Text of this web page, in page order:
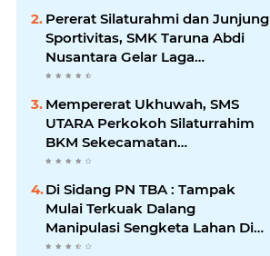
Pererat Silaturahmi dan Junjung
Sportivitas, SMK Taruna Abdi
Nusantara Gelar Laga
Persahabatan Bola Voli Putra
Mempererat Ukhuwah, SMS
UTARA Perkokoh Silaturrahim
BKM Sekecamatan
Padangsidimpuan Utara di
Di Sidang PN TBA : Tampak
Mulai Terkuak Dalang
Manipulasi Sengketa Lahan Di
Asahan Mati